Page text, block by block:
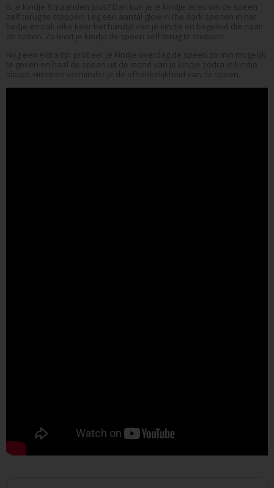
Is je kindje 8 maanden plus? Dan kun je je kindje leren om de speen
zelf terug te stoppen. Leg een aantal glow in the dark spenen in het
bedje en pak elke keer het handje van je kindje en begeleid die naar
de speen. Zo leert je kindje de speen zelf terug te stoppen.
Nog een extra tip: probeer je kindje overdag de speen zo min mogelijk
te geven en haal de speen uit de mond van je kindje zodra je kindje
slaapt. Hiermee verminder je de afhankelijkheid van de speen.